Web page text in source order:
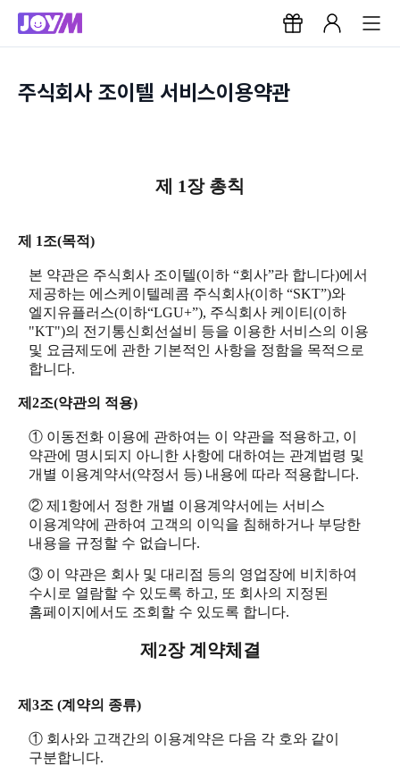
주식회사 조이텔 서비스이용약관
제 1장 총칙
제 1조(목적)
본 약관은 주식회사 조이텔(이하 “회사”라 합니다)에서
제공하는 에스케이텔레콤 주식회사(이하 “SKT”)와
엘지유플러스(이하“LGU+”), 주식회사 케이티(이하
"KT")의 전기통신회선설비 등을 이용한 서비스의 이용
및 요금제도에 관한 기본적인 사항을 정함을 목적으로
합니다.
제2조(약관의 적용)
① 이동전화 이용에 관하여는 이 약관을 적용하고, 이
약관에 명시되지 아니한 사항에 대하여는 관계법령 및
개별 이용계약서(약정서 등) 내용에 따라 적용합니다.
② 제1항에서 정한 개별 이용계약서에는 서비스
이용계약에 관하여 고객의 이익을 침해하거나 부당한
내용을 규정할 수 없습니다.
③ 이 약관은 회사 및 대리점 등의 영업장에 비치하여
수시로 열람할 수 있도록 하고, 또 회사의 지정된
홈페이지에서도 조회할 수 있도록 합니다.
제2장 계약체결
제3조 (계약의 종류)
① 회사와 고객간의 이용계약은 다음 각 호와 같이
구분합니다.